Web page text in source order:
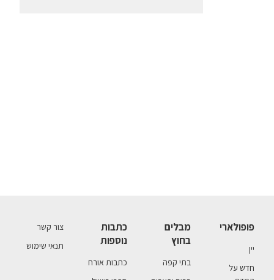
פופולארי
יין
חדש על
מבלים
בחוץ
בתי קפה
כתבות
נוספות
כתבות אורח
צור קשר
תנאי שימוש